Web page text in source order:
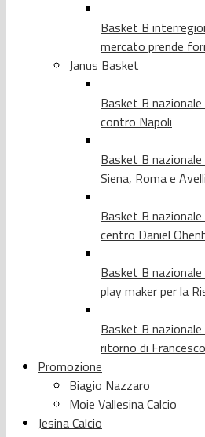
Basket B
mercato prende
Janus Basket
Basket B
contro Napoli
Basket B
Siena, Roma e
Basket B
centro Daniel
Basket B
play maker per la
Basket B
ritorno di
Promozione
Biagio Nazzaro
Moie Vallesina Calcio
Jesina Calcio